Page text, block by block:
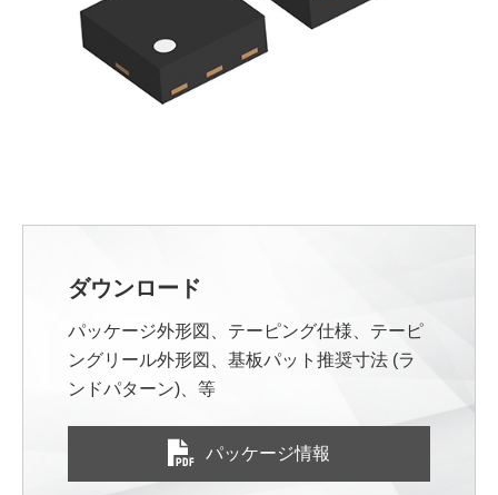
ダウンロード
パッケージ外形図、テーピング仕様、テーピ
ングリール外形図、基板パット推奨寸法 (ラ
ンドパターン)、等
パッケージ情報